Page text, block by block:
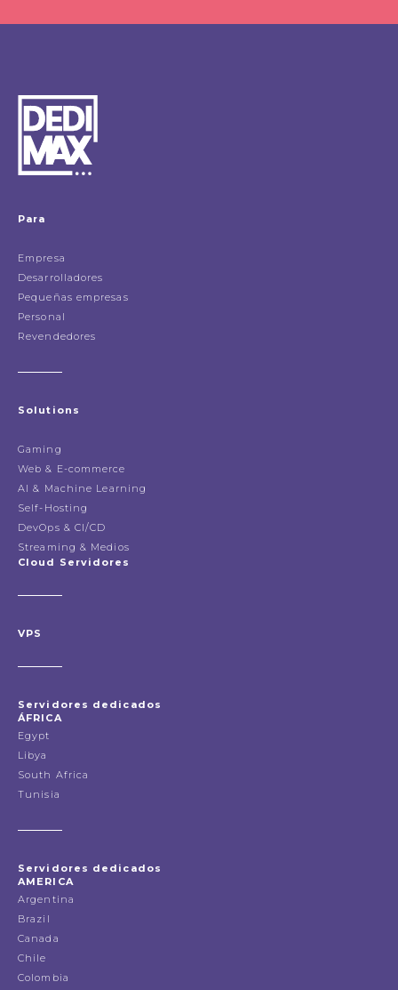
Para
Empresa
Desarrolladores
Pequeñas empresas
Personal
Revendedores
Solutions
Gaming
Web & E-commerce
AI & Machine Learning
Self-Hosting
DevOps & CI/CD
Streaming & Medios
Cloud Servidores
VPS
Servidores dedicados
ÁFRICA
Egypt
Libya
South Africa
Tunisia
Servidores dedicados
AMERICA
Argentina
Brazil
Canada
Chile
Colombia